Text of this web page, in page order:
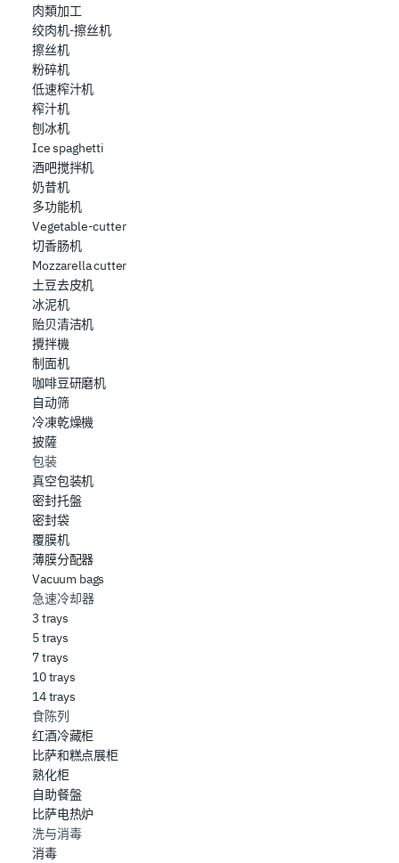
肉類加工
绞肉机-擦丝机
擦丝机
粉碎机
低速榨汁机
榨汁机
刨冰机
Ice spaghetti
酒吧搅拌机
奶昔机
多功能机
Vegetable-cutter
切香肠机
Mozzarella cutter
土豆去皮机
冰泥机
贻贝清洁机
攪拌機
制面机
咖啡豆研磨机
自动筛
冷凍乾燥機
披薩
包装
真空包装机
密封托盤
密封袋
覆膜机
薄膜分配器
Vacuum bags
急速冷却器
3 trays
5 trays
7 trays
10 trays
14 trays
食陈列
红酒冷藏柜
比萨和糕点展柜
熟化柜
自助餐盤
比萨电热炉
洗与消毒
消毒